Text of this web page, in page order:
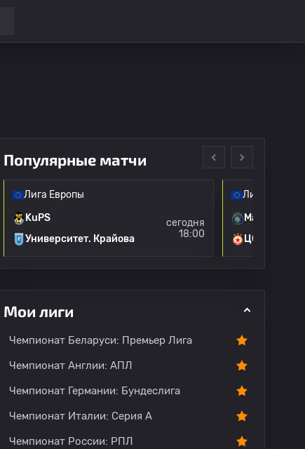
Популярные матчи
Лига Европы
KuPS
Университет. Крайова
сегодня
18:00
Лига Европы
Маккаби
ЦСКА
Мои лиги
Чемпионат Беларуси: Премьер Лига
Чемпионат Англии: АПЛ
Чемпионат Германии: Бундеслига
Чемпионат Италии: Серия А
Чемпионат России: РПЛ